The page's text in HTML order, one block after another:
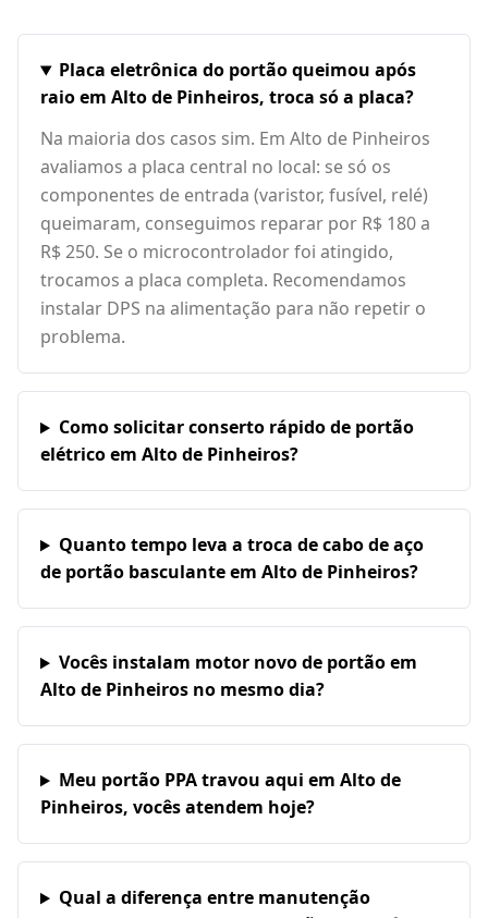
Placa eletrônica do portão queimou após
raio em Alto de Pinheiros, troca só a placa?
Na maioria dos casos sim. Em Alto de Pinheiros
avaliamos a placa central no local: se só os
componentes de entrada (varistor, fusível, relé)
queimaram, conseguimos reparar por R$ 180 a
R$ 250. Se o microcontrolador foi atingido,
trocamos a placa completa. Recomendamos
instalar DPS na alimentação para não repetir o
problema.
Como solicitar conserto rápido de portão
elétrico em Alto de Pinheiros?
Quanto tempo leva a troca de cabo de aço
de portão basculante em Alto de Pinheiros?
Vocês instalam motor novo de portão em
Alto de Pinheiros no mesmo dia?
Meu portão PPA travou aqui em Alto de
Pinheiros, vocês atendem hoje?
Qual a diferença entre manutenção